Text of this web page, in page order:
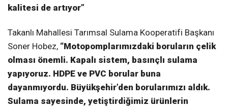
kalitesi de artıyor”
Takanlı Mahallesi Tarımsal Sulama Kooperatifi Başkanı
Soner Hobez, “Motopomplarımızdaki boruların çelik
olması önemli. Kapalı sistem, basınçlı sulama
yapıyoruz. HDPE ve PVC borular buna
dayanmıyordu. Büyükşehir’den borularımızı aldık.
Sulama sayesinde, yetiştirdiğimiz ürünlerin